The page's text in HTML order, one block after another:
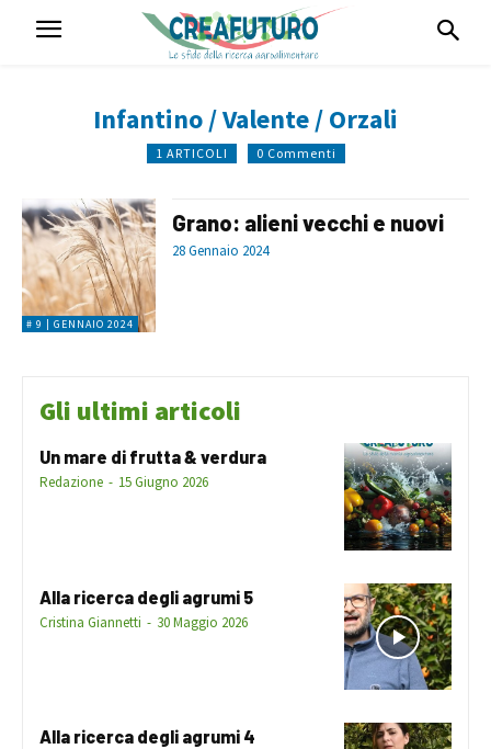
Infantino / Valente / Orzali
1 ARTICOLI 0 Commenti
# 9 | GENNAIO 2024
Grano: alieni vecchi e nuovi
28 Gennaio 2024
Gli ultimi articoli
Un mare di frutta & verdura
Redazione - 15 Giugno 2026
Alla ricerca degli agrumi 5
Cristina Giannetti - 30 Maggio 2026
Alla ricerca degli agrumi 4